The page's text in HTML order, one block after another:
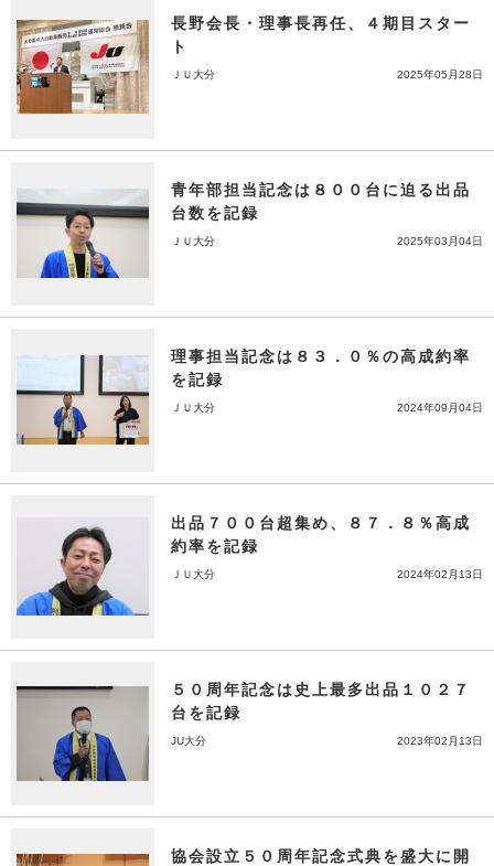
長野会長・理事長再任、４期目スター
ト
ＪＵ大分 2025年05月28日
青年部担当記念は８００台に迫る出品
台数を記録
ＪＵ大分 2025年03月04日
理事担当記念は８３．０％の高成約率
を記録
ＪＵ大分 2024年09月04日
出品７００台超集め、８７．８％高成
約率を記録
ＪＵ大分 2024年02月13日
５０周年記念は史上最多出品１０２７
台を記録
JU大分 2023年02月13日
協会設立５０周年記念式典を盛大に開